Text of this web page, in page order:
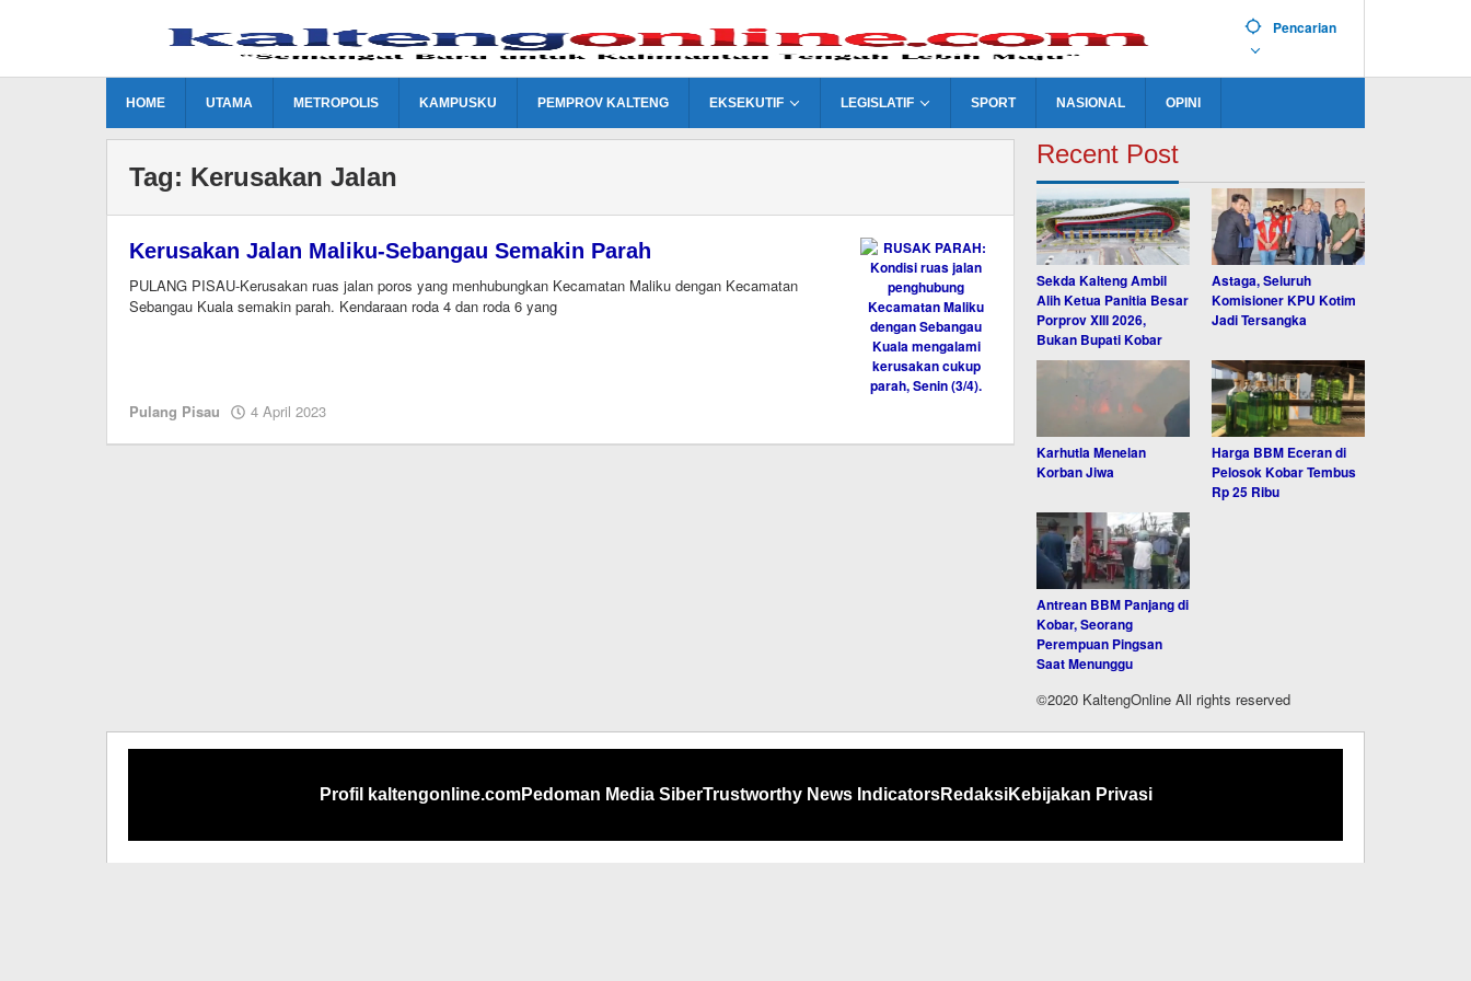
Pencarian
HOME UTAMA METROPOLIS KAMPUSKU PEMPROV KALTENG EKSEKUTIF LEGISLATIF SPORT NASIONAL OPINI
Tag: Kerusakan Jalan
Kerusakan Jalan Maliku-Sebangau Semakin Parah
PULANG PISAU-Kerusakan ruas jalan poros yang menhubungkan Kecamatan Maliku dengan Kecamatan
Sebangau Kuala semakin parah. Kendaraan roda 4 dan roda 6 yang
Pulang Pisau 4 April 2023
Recent Post
Sekda Kalteng Ambil
Alih Ketua Panitia Besar
Porprov XIII 2026,
Bukan Bupati Kobar
Astaga, Seluruh
Komisioner KPU Kotim
Jadi Tersangka
Karhutla Menelan
Korban Jiwa
Harga BBM Eceran di
Pelosok Kobar Tembus
Rp 25 Ribu
Antrean BBM Panjang di
Kobar, Seorang
Perempuan Pingsan
Saat Menunggu
©2020 KaltengOnline All rights reserved
Profil kaltengonline.comPedoman Media SiberTrustworthy News IndicatorsRedaksiKebijakan Privasi